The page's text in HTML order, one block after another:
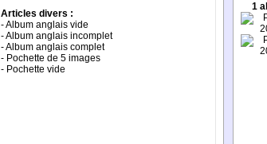
Articles divers :
- Album anglais vide
- Album anglais incomplet
- Album anglais complet
- Pochette de 5 images
- Pochette vide
1